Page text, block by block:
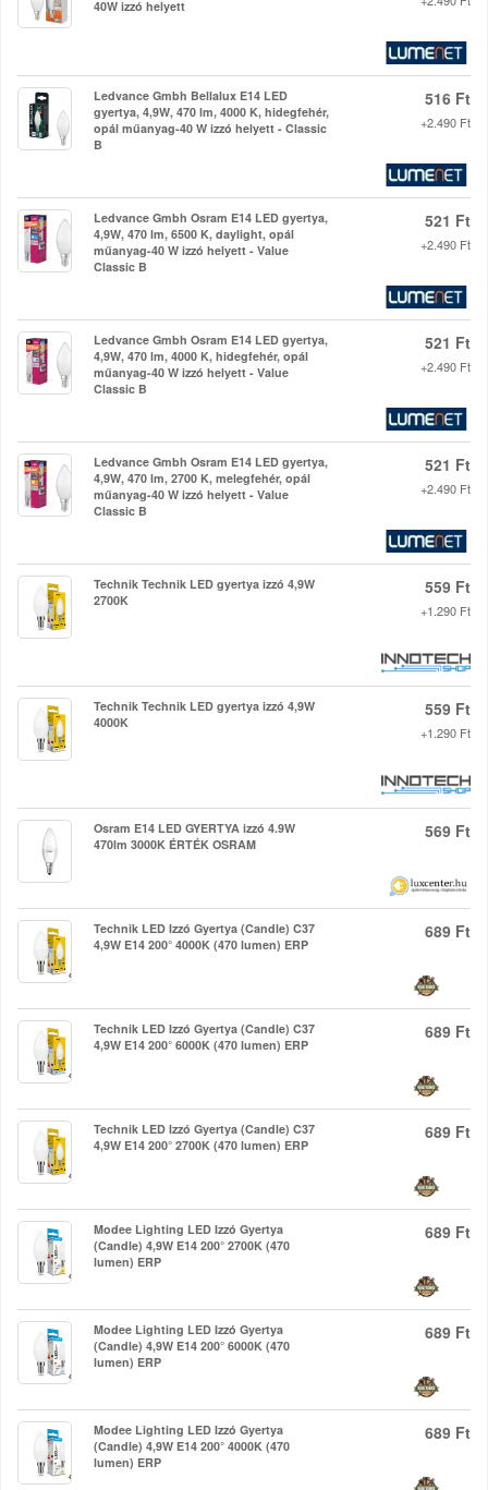
40W izzó helyett
Ledvance Gmbh Bellalux E14 LED
gyertya, 4,9W, 470 lm, 4000 K, hidegfehér,
opál műanyag-40 W izzó helyett - Classic
B
516 Ft
+2.490 Ft
Ledvance Gmbh Osram E14 LED gyertya,
4,9W, 470 lm, 6500 K, daylight, opál
műanyag-40 W izzó helyett - Value
Classic B
521 Ft
+2.490 Ft
Ledvance Gmbh Osram E14 LED gyertya,
4,9W, 470 lm, 4000 K, hidegfehér, opál
műanyag-40 W izzó helyett - Value
Classic B
521 Ft
+2.490 Ft
Ledvance Gmbh Osram E14 LED gyertya,
4,9W, 470 lm, 2700 K, melegfehér, opál
műanyag-40 W izzó helyett - Value
Classic B
521 Ft
+2.490 Ft
Technik Technik LED gyertya izzó 4,9W
2700K
559 Ft
+1.290 Ft
Technik Technik LED gyertya izzó 4,9W
4000K
559 Ft
+1.290 Ft
Osram E14 LED GYERTYA izzó 4.9W
470lm 3000K ÉRTÉK OSRAM
569 Ft
Technik LED Izzó Gyertya (Candle) C37
4,9W E14 200° 4000K (470 lumen) ERP
689 Ft
Technik LED Izzó Gyertya (Candle) C37
4,9W E14 200° 6000K (470 lumen) ERP
689 Ft
Technik LED Izzó Gyertya (Candle) C37
4,9W E14 200° 2700K (470 lumen) ERP
689 Ft
Modee Lighting LED Izzó Gyertya
(Candle) 4,9W E14 200° 2700K (470
lumen) ERP
689 Ft
Modee Lighting LED Izzó Gyertya
(Candle) 4,9W E14 200° 6000K (470
lumen) ERP
689 Ft
Modee Lighting LED Izzó Gyertya
(Candle) 4,9W E14 200° 4000K (470
lumen) ERP
689 Ft